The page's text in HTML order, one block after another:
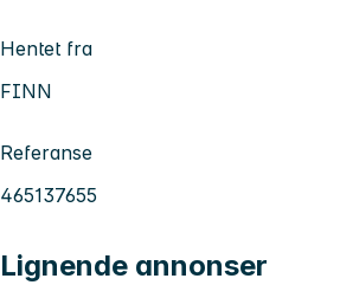
Hentet fra
FINN
Referanse
465137655
Lignende annonser